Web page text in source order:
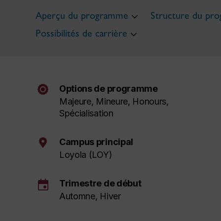
Aperçu du programme Structure du
Possibilités de carrière
Options de programme
Majeure, Mineure, Honours,
Spécialisation
Campus principal
Loyola (LOY)
event
Trimestre de début
Automne, Hiver